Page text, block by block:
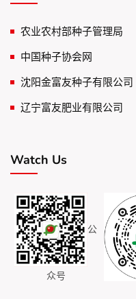
农业农村部种子管理局
中国种子协会网
沈阳金富友种子有限公司
辽宁富友肥业有限公司
Watch Us
公
众号